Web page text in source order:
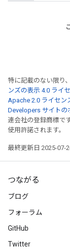
特に記載のない限り
ンズの表示 4.0 ライ
Apache 2.0 ライセン
Developers サイトの
連会社の登録商標で
使用許諾されます。
最終更新日 2025-07-
つながる
ブログ
フォーラム
GitHub
Twitter